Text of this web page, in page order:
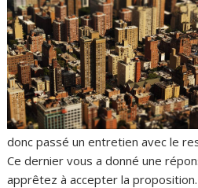
donc passé un entretien avec le
Ce dernier vous a donné une
apprêtez à accepter la